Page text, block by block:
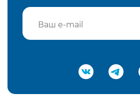
Подтвердить e-mail